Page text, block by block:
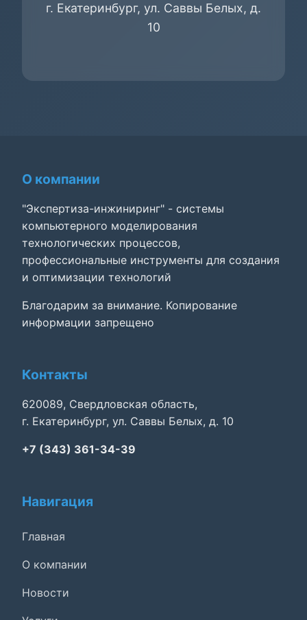
г. Екатеринбург, ул. Саввы Белых, д.
10
О компании
"Экспертиза-инжиниринг" - системы
компьютерного моделирования
технологических процессов,
профессиональные инструменты для создания
и оптимизации технологий
Благодарим за внимание. Копирование
информации запрещено
Контакты
620089, Свердловская область,
г. Екатеринбург, ул. Саввы Белых, д. 10
+7 (343) 361-34-39
Навигация
Главная
О компании
Новости